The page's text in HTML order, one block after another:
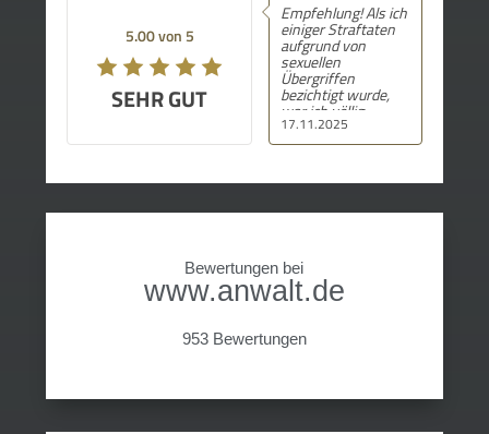
5.00 von 5
SEHR GUT
17.11.2025
Empfehlung! Als ich
einiger Straftaten
aufgrund von
sexuellen
Übergriffen
bezichtigt wurde,
war ich völlig
schockiert und
fühlte mich hilflos.
am Boden zerstört
Frage nach dem
„warum“. In
meinem ersten
Prozess wurde ich
Rechtsanwalt
verurteilt.
Bewertungen bei
www.anwalt.de
953 Bewertungen